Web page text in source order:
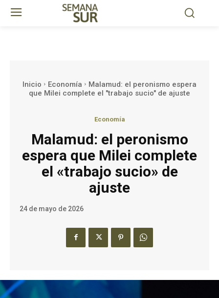
Inicio Economía
Malamud: el peronismo espera
que Milei complete el "trabajo sucio" de ajuste
Economía
Malamud: el peronismo
espera que Milei complete
el «trabajo sucio» de
ajuste
24 de mayo de 2026